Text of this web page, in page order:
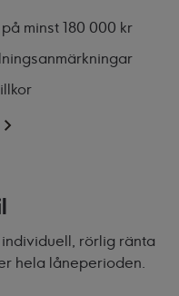
minst 180 000 kr
rörlig ränta
hela låneperioden.